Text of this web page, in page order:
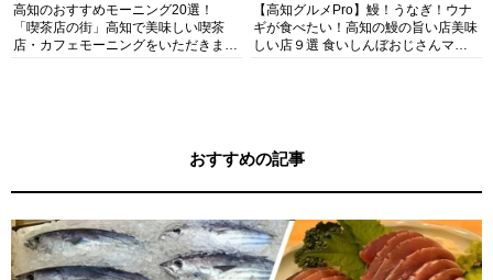
高知のおすすめモーニング20選！
「喫茶店の街」高知で美味しい喫茶
店・カフェモーニングをいただきま
【高知グルメPro】鰻！うなぎ！ウナ
ギが食べたい！高知の鰻の旨い店美味
しい店９選 食いしんぼおじさんマッ
おすすめの記事